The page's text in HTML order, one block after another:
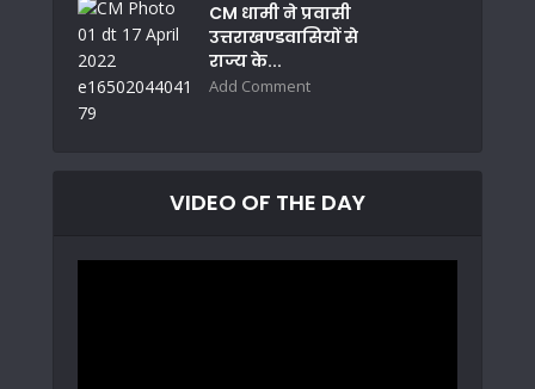
CM धामी ने प्रवासी
उत्तराखण्डवासियों से
राज्य के...
Add Comment
VIDEO OF THE DAY